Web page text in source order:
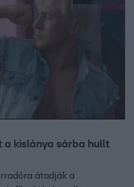
a kislánya sárba hullt
átadják a